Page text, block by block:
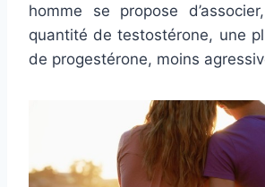
homme se propose
quantité de testostérone, une
de progestérone, moins